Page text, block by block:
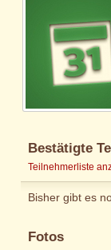
Bestätigte
Teilnehmerliste
Bisher gibt es
Fotos